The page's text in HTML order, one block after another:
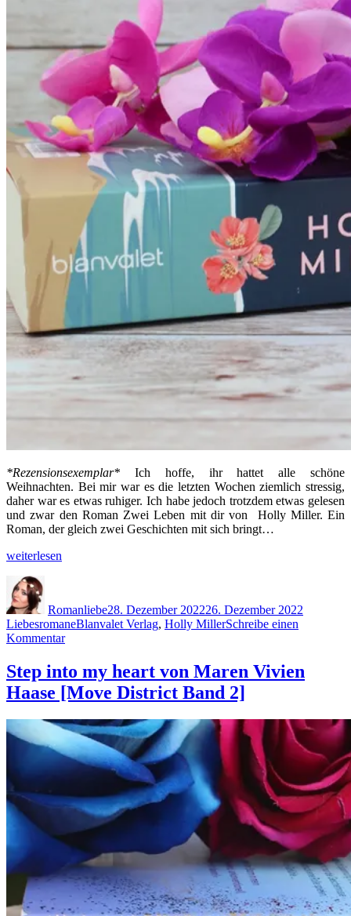
*Rezensionsexemplar* Ich hoffe, ihr hattet alle schöne
Weihnachten. Bei mir war es die letzten Wochen ziemlich stressig,
daher war es etwas ruhiger. Ich habe jedoch trotzdem etwas gelesen
und zwar den Roman Zwei Leben mit dir von Holly Miller. Ein
Roman, der gleich zwei Geschichten mit sich bringt…
„Zwei
mit
dir
von
Holly
Miller“
weiterlesen
Romanliebe28. Dezember 202226. Dezember 2022
LiebesromaneSchlagwörter
Blanvalet Verlag, Holly MillerSchreibe einen
Kommentarzu
Leben
mit
dir
Holly
Miller
Step into my heart von Maren Vivien
Haase [Move District Band 2]